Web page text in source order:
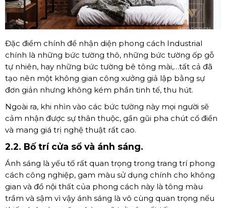
Đặc điểm chính để nhận diện phong cách Industrial
chính là những bức tường thô, những bức tường ốp gỗ
tự nhiên, hay những bức tường bê tông mài,…tất cả đã
tạo nên một không gian công xưởng giả lập bằng sự
đơn giản nhưng không kém phần tinh tế, thu hút.
Ngoài ra, khi nhìn vào các bức tường này mọi người sẽ
cảm nhận được sự thân thuộc, gần gũi pha chút cổ điển
và mang giá trị nghệ thuật rất cao.
2.2. Bố trí cửa sổ và ánh sáng.
Ánh sáng là yếu tố rất quan trọng trong trang trí phong
cách công nghiệp, gam màu sử dụng chính cho không
gian và đồ nội thất của phong cách này là tông màu
trầm và sậm vì vậy ánh sáng là vô cùng quan trọng nếu